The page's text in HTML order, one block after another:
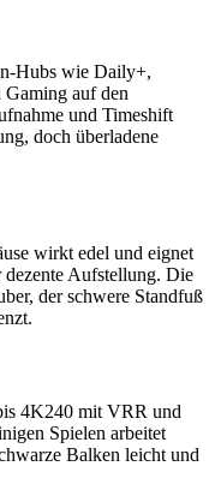
Hubs wie Daily+,
auf den
und Timeshift
doch überladene
wirkt edel und eignet
dezente Aufstellung. Die
der schwere Standfuß
4K240 mit VRR und
Spielen arbeitet
Balken leicht und